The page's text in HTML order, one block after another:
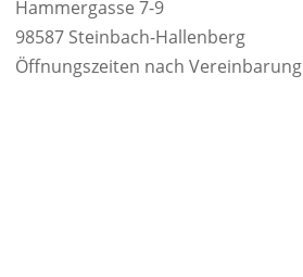
Hammergasse 7-9
98587 Steinbach-Hallenberg
Öffnungszeiten nach Vereinbarung